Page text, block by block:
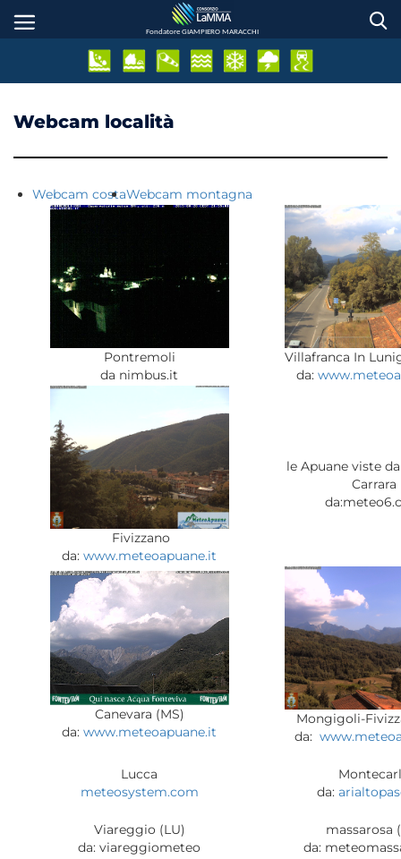
Fondatore GIAMPIERO MARACCHI
Webcam località
Webcam costaWebcam montagna
Pontremoli
da nimbus.it
Villafranca In
da:
Fivizzano
da: www.meteoapuane.it
le Apuane viste
Carrara
Canevara (MS)
da: www.meteoapuane.it
Mongigoli-
da:
Lucca
meteosystem.com
da:
Viareggio (LU)
da: viareggiometeo
massarosa
da: